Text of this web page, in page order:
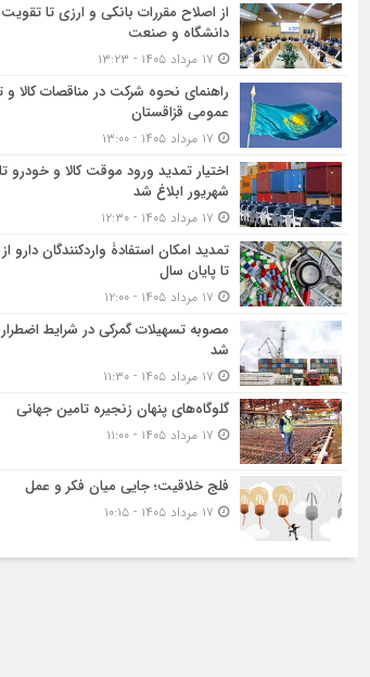
از اصلاح مقررات بانکی و ارزی تا
دانشگاه و صنعت
راهنمای نحوه شرکت در مناقصات کالا و
عمومی قزاقستان
اختیار تمدید ورود موقت کالا و خودرو
شهریور ابلاغ شد
تمدید امکان استفادۀ واردکنندگان دارو
تا پایان سال
مصوبه تسهیلات گمرکی در شرایط
شد
گلوگاه‌های پنهان زنجیره تامین جهانی
فلج خلاقیت؛ جایی میان فکر و عمل